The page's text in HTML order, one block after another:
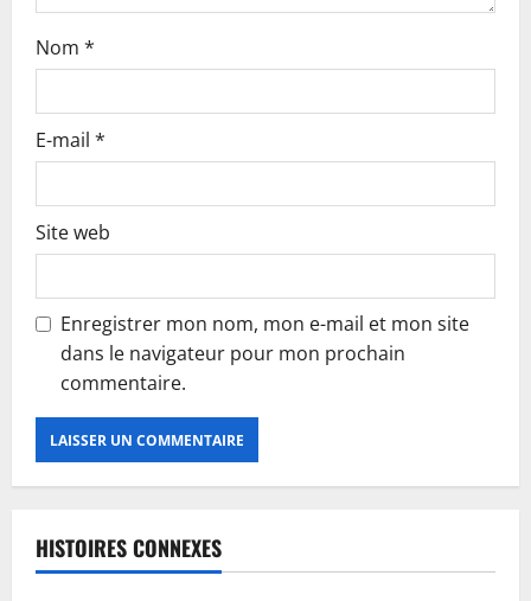
Nom *
E-mail *
Site web
Enregistrer mon nom, mon e-mail et mon site
dans le navigateur pour mon prochain
commentaire.
HISTOIRES CONNEXES